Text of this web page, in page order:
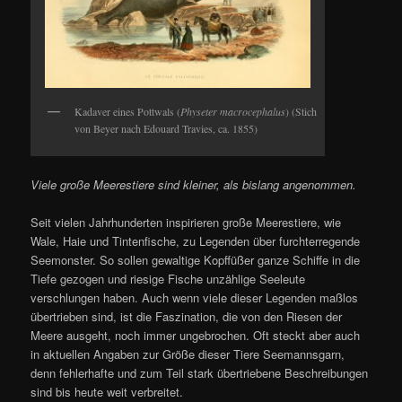
Kadaver eines Pottwals (Physeter macrocephalus) (Stich
von Beyer nach Edouard Travies, ca. 1855)
Viele große Meerestiere sind kleiner, als bislang angenommen.
Seit vielen Jahrhunderten inspirieren große Meerestiere, wie
Wale, Haie und Tintenfische, zu Legenden über furchterregende
Seemonster. So sollen gewaltige Kopffüßer ganze Schiffe in die
Tiefe gezogen und riesige Fische unzählige Seeleute
verschlungen haben. Auch wenn viele dieser Legenden maßlos
übertrieben sind, ist die Faszination, die von den Riesen der
Meere ausgeht, noch immer ungebrochen. Oft steckt aber auch
in aktuellen Angaben zur Größe dieser Tiere Seemannsgarn,
denn fehlerhafte und zum Teil stark übertriebene Beschreibungen
sind bis heute weit verbreitet.